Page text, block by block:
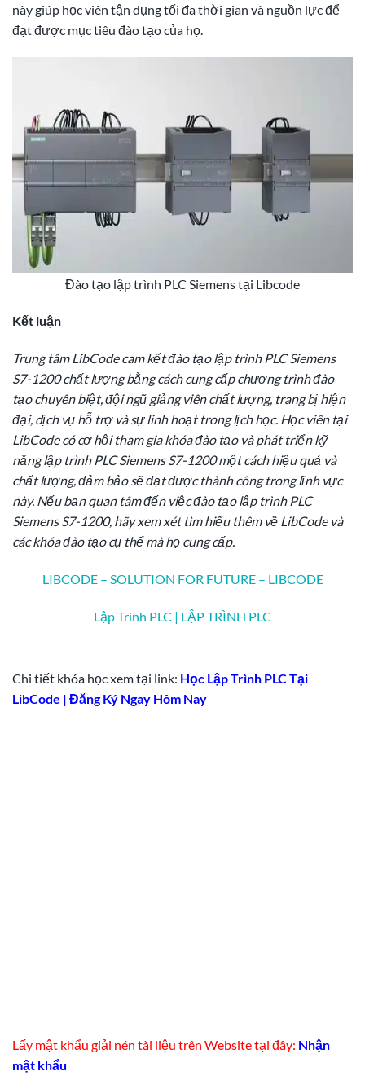
này giúp học viên tận dụng tối đa thời gian và nguồn lực để
đạt được mục tiêu đào tạo của họ.
Đào tạo lập trình PLC Siemens tại Libcode
Kết luận
Trung tâm LibCode cam kết đào tạo lập trình PLC Siemens
S7-1200 chất lượng bằng cách cung cấp chương trình đào
tạo chuyên biệt, đội ngũ giảng viên chất lượng, trang bị hiện
đại, dịch vụ hỗ trợ và sự linh hoạt trong lịch học. Học viên tại
LibCode có cơ hội tham gia khóa đào tạo và phát triển kỹ
năng lập trình PLC Siemens S7-1200 một cách hiệu quả và
chất lượng, đảm bảo sẽ đạt được thành công trong lĩnh vực
này. Nếu bạn quan tâm đến việc đào tạo lập trình PLC
Siemens S7-1200, hãy xem xét tìm hiểu thêm về LibCode và
các khóa đào tạo cụ thể mà họ cung cấp.
LIBCODE – SOLUTION FOR FUTURE – LIBCODE
Lập Trình PLC | LẬP TRÌNH PLC
Chi tiết khóa học xem tại link: Học Lập Trình PLC Tại
LibCode | Đăng Ký Ngay Hôm Nay
Lấy mật khẩu giải nén tài liệu trên Website tại đây: Nhận
mật khẩu